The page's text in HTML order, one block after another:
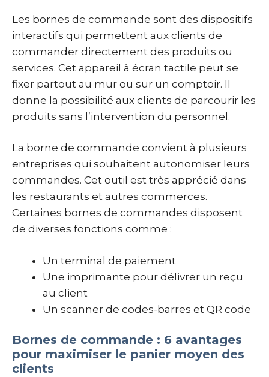
Les bornes de commande sont des dispositifs
interactifs qui permettent aux clients de
commander directement des produits ou
services. Cet appareil à écran tactile peut se
fixer partout au mur ou sur un comptoir. Il
donne la possibilité aux clients de parcourir les
produits sans l’intervention du personnel.
La borne de commande convient à plusieurs
entreprises qui souhaitent autonomiser leurs
commandes. Cet outil est très apprécié dans
les restaurants et autres commerces.
Certaines bornes de commandes disposent
de diverses fonctions comme :
Un terminal de paiement
Une imprimante pour délivrer un reçu
au client
Un scanner de codes-barres et QR code
Bornes de commande : 6 avantages
pour maximiser le panier moyen des
clients